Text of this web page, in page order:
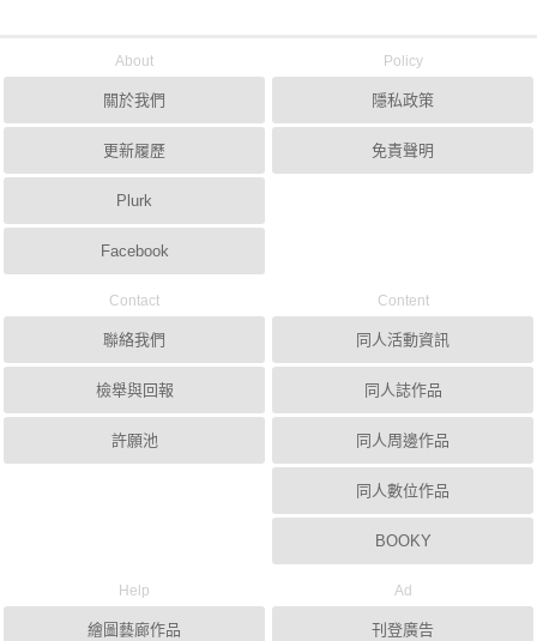
About
關於我們
更新履歷
Plurk
Facebook
Policy
隱私政策
免責聲明
Contact
聯絡我們
檢舉與回報
許願池
Content
同人活動資訊
同人誌作品
同人周邊作品
同人數位作品
BOOKY
Help
繪圖藝廊作品
Ad
刊登廣告